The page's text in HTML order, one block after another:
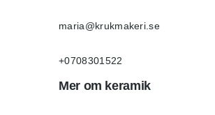
maria@krukmakeri.se
+0708301522
Mer om keramik